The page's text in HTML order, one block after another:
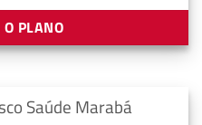
PLANO
Saúde Marabá